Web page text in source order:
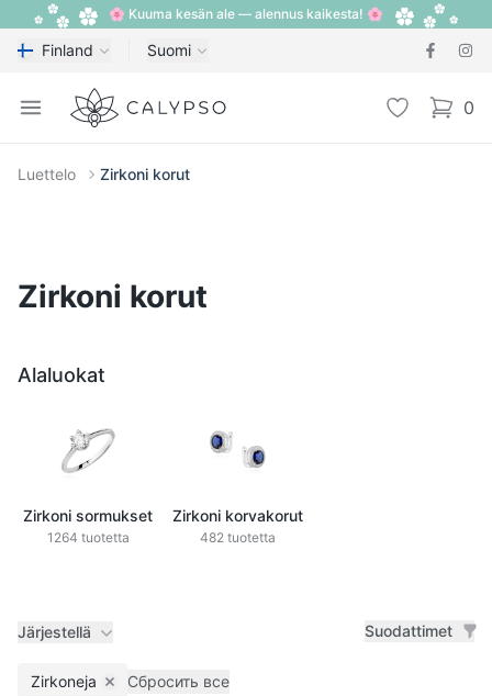
🌸 Kuuma kesän ale — alennus kaikesta! 🌸
Finland Suomi
Open menu
Calypso Toivelista 0
items
Luettelo Zirkoni korut
Zirkoni korut
Alaluokat
Zirkoni sormukset
1264 tuotetta
Zirkoni korvakorut
482 tuotetta
Järjestellä Suodattimet
Zirkoneja Remove filter
Сбросить все